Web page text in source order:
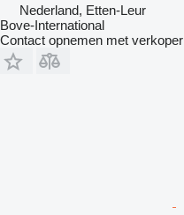
Nederland, Etten-Leur
Bove-International
Contact opnemen met verkoper